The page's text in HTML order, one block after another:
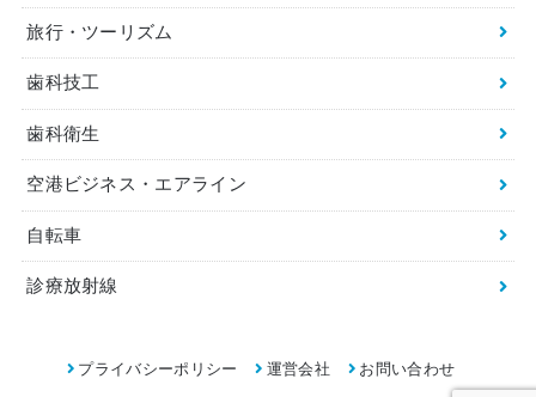
旅行・ツーリズム
歯科技工
歯科衛生
空港ビジネス・エアライン
自転車
診療放射線
プライバシーポリシー 運営会社 お問い合わせ